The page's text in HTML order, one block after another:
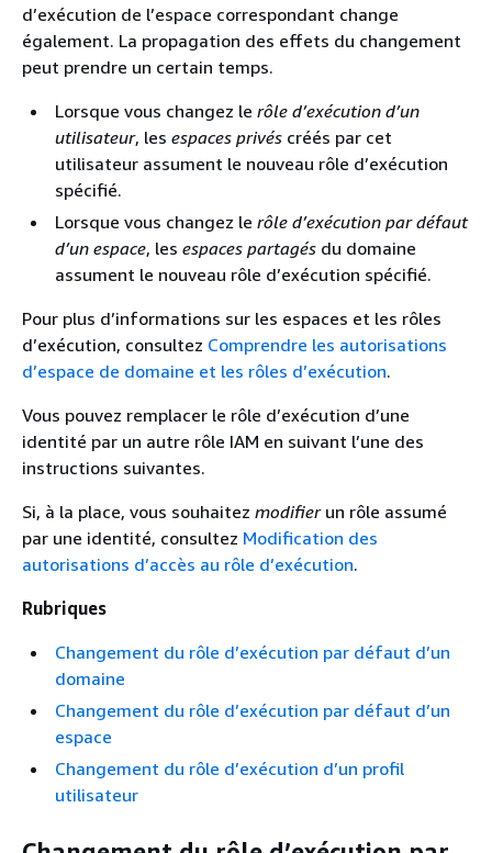
d’exécution de l’espace correspondant change
également. La propagation des effets du changement
peut prendre un certain temps.
Lorsque vous changez le rôle d’exécution d’un
utilisateur, les espaces privés créés par cet
utilisateur assument le nouveau rôle d’exécution
spécifié.
Lorsque vous changez le rôle d’exécution par défaut
d’un espace, les espaces partagés du domaine
assument le nouveau rôle d’exécution spécifié.
Pour plus d’informations sur les espaces et les rôles
d’exécution, consultez Comprendre les autorisations
d’espace de domaine et les rôles d’exécution.
Vous pouvez remplacer le rôle d’exécution d’une
identité par un autre rôle IAM en suivant l’une des
instructions suivantes.
Si, à la place, vous souhaitez modifierun rôle assumé
par une identité, consultez Modification des
autorisations d’accès au rôle d’exécution.
Rubriques
Changement du rôle d’exécution par défaut d’un
domaine
Changement du rôle d’exécution par défaut d’un
espace
Changement du rôle d’exécution d’un profil
utilisateur